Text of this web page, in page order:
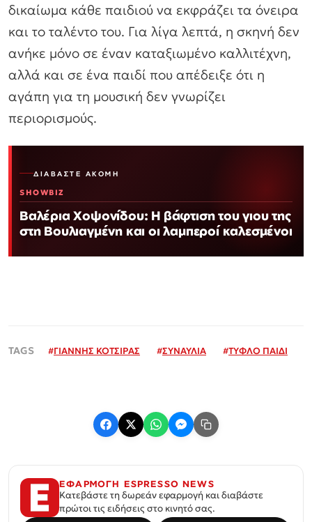
δικαίωμα κάθε παιδιού να εκφράζει τα όνειρα
και το ταλέντο του. Για λίγα λεπτά, η σκηνή δεν
ανήκε μόνο σε έναν καταξιωμένο καλλιτέχνη,
αλλά και σε ένα παιδί που απέδειξε ότι η
αγάπη για τη μουσική δεν γνωρίζει
περιορισμούς.
ΔΙΑΒΆΣΤΕ ΑΚΌΜΗ
SHOWBIZ
Βαλέρια Χοψονίδου: Η βάφτιση του γιου της
στη Βουλιαγμένη και οι λαμπεροί καλεσμένοι
#ΓΙΑΝΝΗΣ ΚΟΤΣΙΡΑΣ #ΣΥΝΑΥΛΙΑ #ΤΥΦΛΟ ΠΑΙΔΙ
ΕΦΑΡΜΟΓΗ ESPRESSO NEWS
Κατεβάστε τη δωρεάν εφαρμογή και διαβάστε
πρώτοι τις ειδήσεις στο κινητό σας.